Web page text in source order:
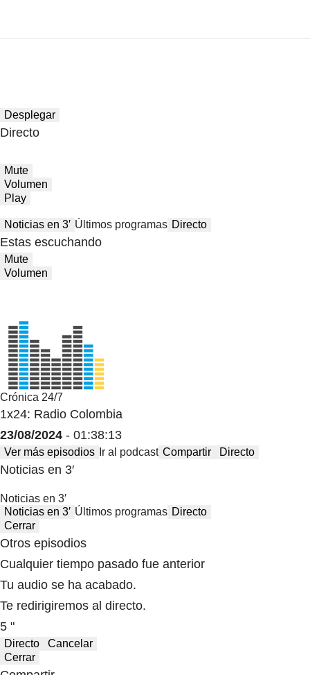
Desplegar
Directo
Mute
Volumen
Play
Noticias en 3′ Últimos programas Directo
Estas escuchando
Mute
Volumen
Crónica 24/7
1x24: Radio Colombia
23/08/2024 - 01:38:13
Ver más episodios Ir al podcast Compartir Directo
Noticias en 3′
Noticias en 3′
Noticias en 3′ Últimos programas Directo
Cerrar
Otros episodios
Cualquier tiempo pasado fue anterior
Tu audio se ha acabado.
Te redirigiremos al directo.
5 "
Directo
Cancelar
Cerrar